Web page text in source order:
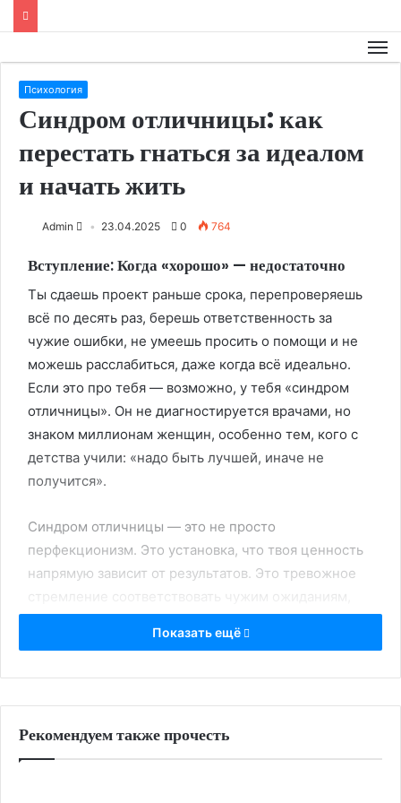
Психология
Синдром отличницы: как
перестать гнаться за идеалом
и начать жить
Admin 23.04.2025 0 764
Вступление: Когда «хорошо» — недостаточно
Ты сдаешь проект раньше срока, перепроверяешь
всё по десять раз, берешь ответственность за
чужие ошибки, не умеешь просить о помощи и не
можешь расслабиться, даже когда всё идеально.
Если это про тебя — возможно, у тебя «синдром
отличницы». Он не диагностируется врачами, но
знаком миллионам женщин, особенно тем, кого с
детства учили: «надо быть лучшей, иначе не
получится».
Синдром отличницы — это не просто
перфекционизм. Это установка, что твоя ценность
напрямую зависит от результатов. Это тревожное
стремление соответствовать чужим ожиданиям,
боязнь ошибок и почти полное отсутствие контакта
с собой. В этой статье — разберем, откуда берется
Что такое синдром отличницы?
Показать ещё
Рекомендуем также прочесть